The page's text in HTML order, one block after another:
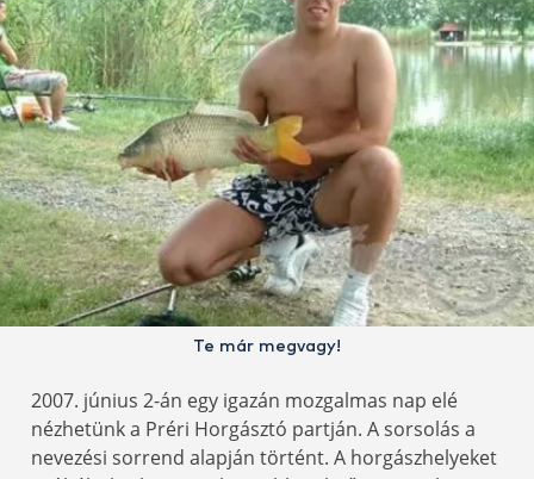
Te már megvagy!
2007. június 2-án egy igazán mozgalmas nap elé
nézhetünk a Préri Horgásztó partján. A sorsolás a
nevezési sorrend alapján történt. A horgászhelyeket